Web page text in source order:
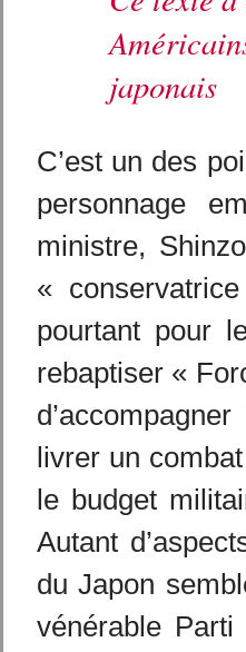
japonais
C’est un des
personnage
ministre,
«
pourtant pour
rebaptiser «
livrer un
le budget
Autant
du Japon
vénérable